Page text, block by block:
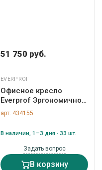
51 750 руб.
EVERPROF
Офисное кресло
Everprof Эргономичное
кресло Everprof Atom
Grey (Атом Грэй)
ZN-434155
арт. 434155
В наличии, 1–3 дня · 33 шт.
Задать вопрос
В корзину